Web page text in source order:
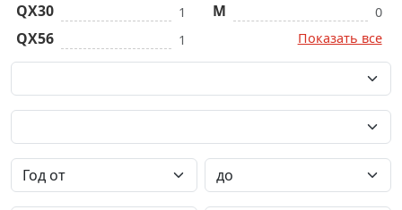
QX30 1
QX56 1
M
0
Показать все